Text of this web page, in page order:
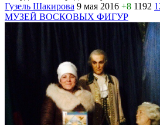
Гузель Шакирова 9 мая 2016 +8 1192
МУЗЕЙ ВОСКОВЫХ ФИГУР